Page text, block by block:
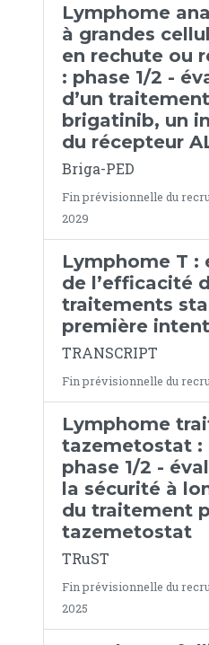
Lymphome
à grandes
en rechute ou
: phase 1/2 -
d’un
brigatinib, un
du récepteur
Briga-PED
Fin prévisionnelle du
2029
Lymphome T :
de l’efficacité
traitements
première
TRANSCRIPT
Fin prévisionnelle du
Lymphome
tazemetostat :
phase 1/2 -
la sécurité à
du traitement
tazemetostat
TRuST
Fin prévisionnelle du
2025